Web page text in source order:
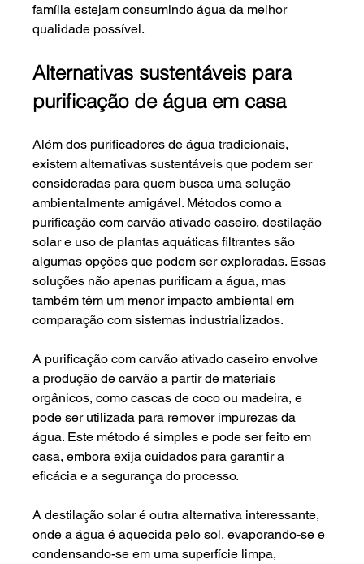
família estejam consumindo água da melhor
qualidade possível.
Alternativas sustentáveis para
purificação de água em casa
Além dos purificadores de água tradicionais,
existem alternativas sustentáveis que podem ser
consideradas para quem busca uma solução
ambientalmente amigável. Métodos como a
purificação com carvão ativado caseiro, destilação
solar e uso de plantas aquáticas filtrantes são
algumas opções que podem ser exploradas. Essas
soluções não apenas purificam a água, mas
também têm um menor impacto ambiental em
comparação com sistemas industrializados.
A purificação com carvão ativado caseiro envolve
a produção de carvão a partir de materiais
orgânicos, como cascas de coco ou madeira, e
pode ser utilizada para remover impurezas da
água. Este método é simples e pode ser feito em
casa, embora exija cuidados para garantir a
eficácia e a segurança do processo.
A destilação solar é outra alternativa interessante,
onde a água é aquecida pelo sol, evaporando-se e
condensando-se em uma superfície limpa,